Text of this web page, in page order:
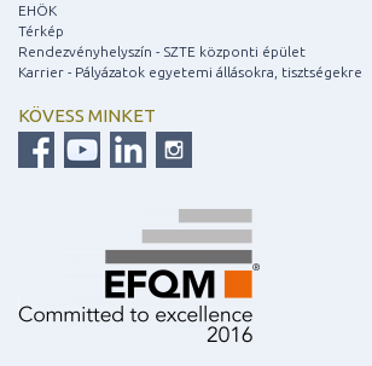
EHÖK
Térkép
Rendezvényhelyszín - SZTE központi épület
Karrier - Pályázatok egyetemi állásokra, tisztségekre
KÖVESS MINKET